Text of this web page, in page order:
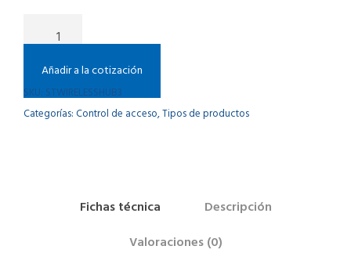
u
e
C
Añadir a la cotización
SKU: STWIRELESSHUB3
Categorías:Control de acceso,Tipos de productos
Fichas técnica
Descripción
Valoraciones (0)